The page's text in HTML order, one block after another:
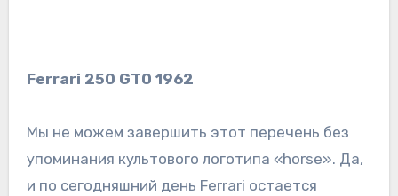
Ferrari 250 GTO 1962
Мы не можем завершить этот перечень без
упоминания культового логотипа «horse». Да,
и по сегодняшний день Ferrari остается